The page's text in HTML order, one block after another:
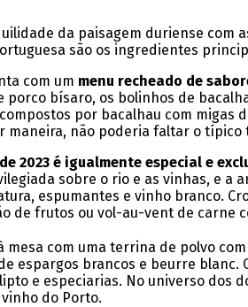
da paisagem duriense com
são os ingredientes
com um menu recheado de
porco bísaro, os bolinhos de
por bacalhau com migas
maneira, não poderia faltar o
2023 é igualmente especial e
sobre o rio e as vinhas, e a
espumantes e vinho branco.
de frutos ou vol-au-vent de carne
mesa com uma terrina de polvo
espargos brancos e beurre
e especiarias. No universo dos
do Porto.